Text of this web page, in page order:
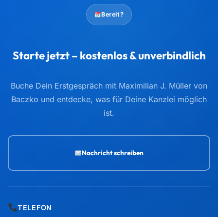
Bereit?
Starte jetzt – kostenlos & unverbindlich
Buche Dein Erstgespräch mit Maximilian J. Müller von
Baczko und entdecke, was für Deine Kanzlei möglich
ist.
Nachricht schreiben
TELEFON